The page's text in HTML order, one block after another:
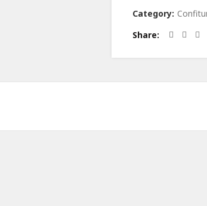
Category:
Share